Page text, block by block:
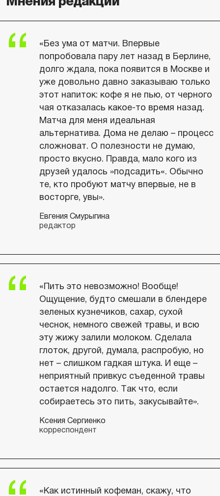
«Без ума от матчи. Впервые
попробовала пару лет назад в Берлине,
долго ждала, пока появится в Москве и
уже довольно давно заказываю только
этот напиток: кофе я не пью, от черного
чая отказалась какое-то время назад.
Матча для меня идеальная
альтернатива. Дома не делаю – процесс
сложноват. О полезности не думаю,
просто вкусно. Правда, мало кого из
друзей удалось »подсадить«. Обычно
те, кто пробуют матчу впервые, не в
восторге, увы».
Евгения Смурыгина
редактор
«Пить это невозможно! Вообще!
Ощущение, будто смешали в блендере
зеленых кузнечиков, сахар, сухой
чеснок, немного свежей травы, и всю
эту жижу залили молоком. Сделала
глоток, другой, думала, распробую, но
нет – слишком гадкая штука. И еще –
неприятный привкус съеденной травы
остается надолго. Так что, если
собираетесь это пить, закусывайте».
Ксения Сергиенко
корреспондент
«Как истинный кофеман, скажу, что